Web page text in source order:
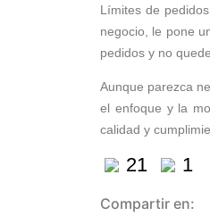
Límites de
negocio, le pone
pedidos y no
Aunque parezca
el enfoque y la
calidad y
21 1
Compartir en: